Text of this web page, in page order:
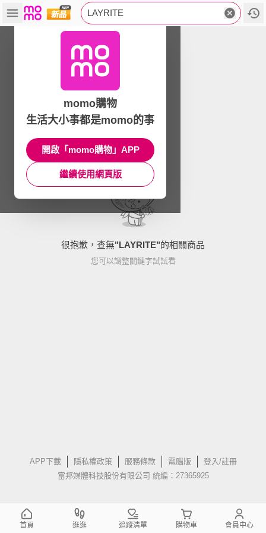
LAYRITE
很抱歉，查無"LAYRITE"的相關商品
您可以調整關鍵字試試看
APP下載 隱私權政策 服務條款 電腦版
登入/註冊
富邦媒體科技股份有限公司 統編：27365925
momo購物
生活大小事都是momo的事
開啟「momo購物」APP
繼續使用網頁版
首頁 逛逛 追蹤清單 購物車 會員中心